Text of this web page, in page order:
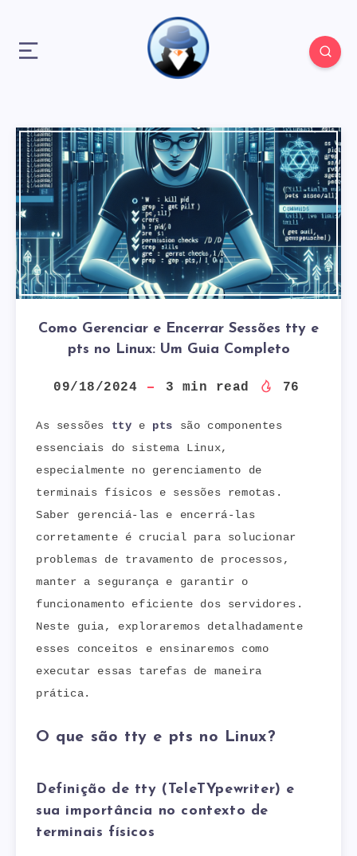
Como Gerenciar e Encerrar Sessões tty e
pts no Linux: Um Guia Completo
09/18/2024 3 min read 76
As sessões tty e pts são componentes
essenciais do sistema Linux,
especialmente no gerenciamento de
terminais físicos e sessões remotas.
Saber gerenciá-las e encerrá-las
corretamente é crucial para solucionar
problemas de travamento de processos,
manter a segurança e garantir o
funcionamento eficiente dos servidores.
Neste guia, exploraremos detalhadamente
esses conceitos e ensinaremos como
executar essas tarefas de maneira
prática.
O que são tty e pts no Linux?
Definição de tty (TeleTYpewriter) e
sua importância no contexto de
terminais físicos